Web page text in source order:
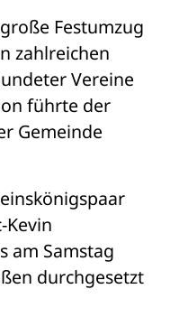
Festumzug
zahlreichen
Vereine
führte der
Gemeinde
Kevin
am Samstag
durchgesetzt